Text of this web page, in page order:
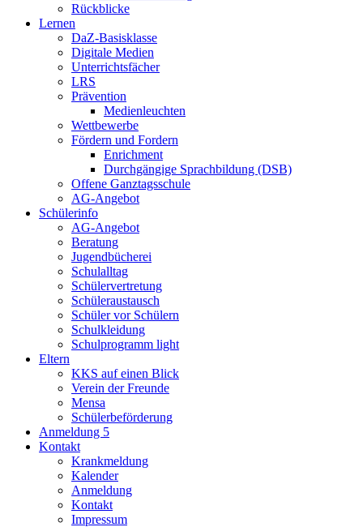
Rückblicke
Lernen
DaZ-Basisklasse
Digitale Medien
Unterrichtsfächer
LRS
Prävention
Medienleuchten
Wettbewerbe
Fördern und Fordern
Enrichment
Durchgängige Sprachbildung (DSB)
Offene Ganztagsschule
AG-Angebot
Schülerinfo
AG-Angebot
Beratung
Jugendbücherei
Schulalltag
Schülervertretung
Schüleraustausch
Schüler vor Schülern
Schulkleidung
Schulprogramm light
Eltern
KKS auf einen Blick
Verein der Freunde
Mensa
Schülerbeförderung
Anmeldung 5
Kontakt
Krankmeldung
Kalender
Anmeldung
Kontakt
Impressum